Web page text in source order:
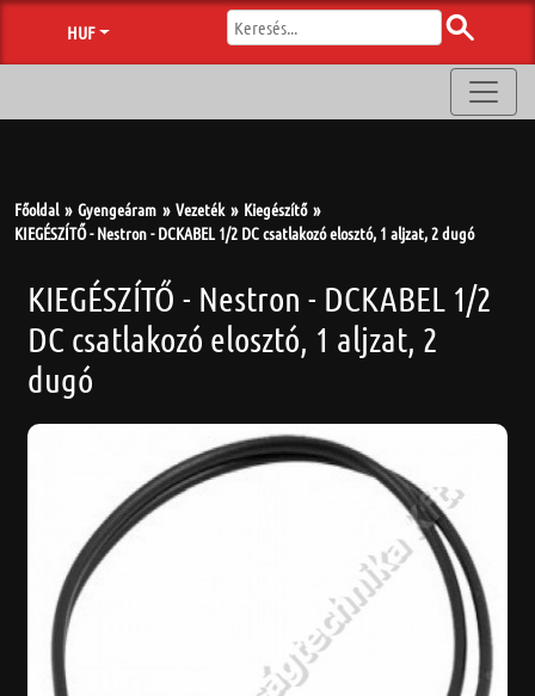
HUF
Főoldal Gyengeáram Vezeték
Kiegészítő
KIEGÉSZÍTŐ - Nestron - DCKABEL 1/2 DC csatlakozó elosztó, 1 aljzat, 2 dugó
KIEGÉSZÍTŐ - Nestron - DCKABEL 1/2
DC csatlakozó elosztó, 1 aljzat, 2
dugó